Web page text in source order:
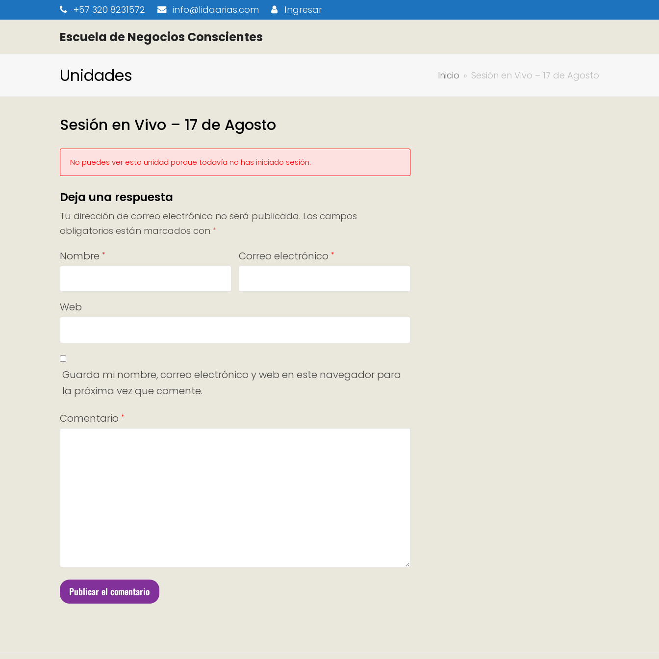
+57 320 8231572 info@lidaarias.com Ingresar
Escuela de Negocios Conscientes
Unidades Inicio » Sesión en Vivo – 17 de Agosto
Sesión en Vivo – 17 de Agosto
No puedes ver esta unidad porque todavía no has iniciado sesión.
Deja una respuesta
Tu dirección de correo electrónico no será publicada. Los campos
obligatorios están marcados con *
Nombre * Correo electrónico *
Web
Guarda mi nombre, correo electrónico y web en este navegador para
la próxima vez que comente.
Comentario *